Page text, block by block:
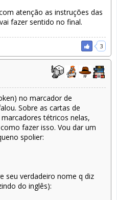
atenção as instruções das
fazer sentido no final.
3
no marcador de
Sobre as cartas de
tétricos nelas,
fazer isso. Vou dar um
spolier:
seu verdadeiro nome q diz
do inglês):